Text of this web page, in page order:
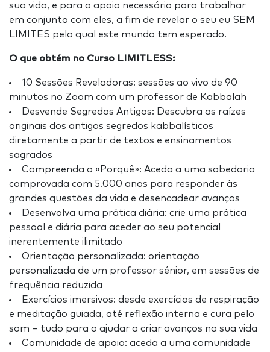
sua vida, e para o apoio necessário para trabalhar
em conjunto com eles, a fim de revelar o seu eu SEM
LIMITES pelo qual este mundo tem esperado.
O que obtém no Curso LIMITLESS:
10 Sessões Reveladoras: sessões ao vivo de 90
minutos no Zoom com um professor de Kabbalah
Desvende Segredos Antigos: Descubra as raízes
originais dos antigos segredos kabbalísticos
diretamente a partir de textos e ensinamentos
sagrados
Compreenda o «Porquê»: Aceda a uma sabedoria
comprovada com 5.000 anos para responder às
grandes questões da vida e desencadear avanços
Desenvolva uma prática diária: crie uma prática
pessoal e diária para aceder ao seu potencial
inerentemente ilimitado
Orientação personalizada: orientação
personalizada de um professor sénior, em sessões de
frequência reduzida
Exercícios imersivos: desde exercícios de respiração
e meditação guiada, até reflexão interna e cura pelo
som – tudo para o ajudar a criar avanços na sua vida
Comunidade de apoio: aceda a uma comunidade